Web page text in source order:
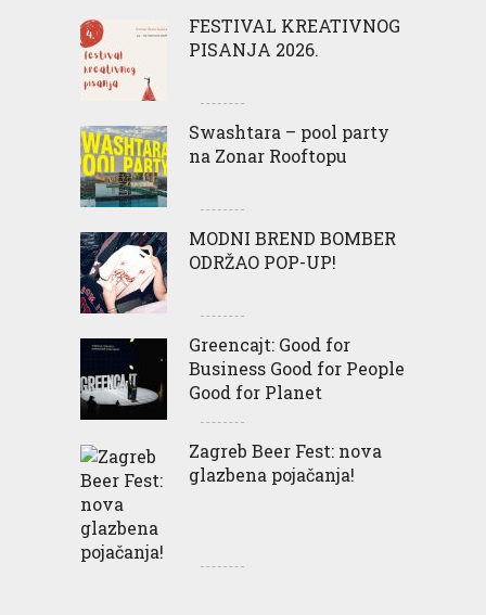
FESTIVAL KREATIVNOG
PISANJA 2026.
Swashtara – pool party
na Zonar Rooftopu
MODNI BREND BOMBER
ODRŽAO POP-UP!
Greencajt: Good for
Business Good for People
Good for Planet
Zagreb Beer Fest: nova
glazbena pojačanja!